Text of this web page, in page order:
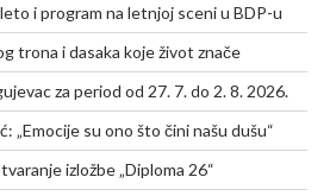
i program na letnjoj sceni u BDP-u
trona i dasaka koje život znače
za period od 27. 7. do 2. 8. 2026.
„Emocije su ono što čini našu dušu“
izložbe „Diploma 26“